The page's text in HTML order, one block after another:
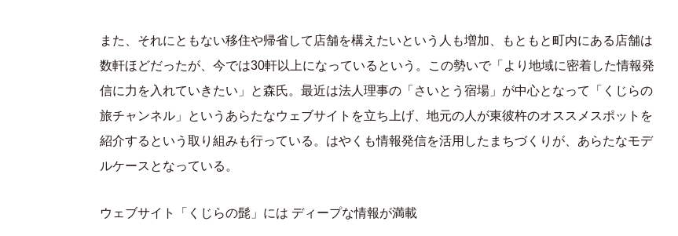
また、それにともない移住や帰省して店舗を構えたいという人も増加、もともと町内にある店舗は
数軒ほどだったが、今では30軒以上になっているという。この勢いで「より地域に密着した情報発
信に力を入れていきたい」と森氏。最近は法人理事の「さいとう宿場」が中心となって「くじらの
旅チャンネル」というあらたなウェブサイトを立ち上げ、地元の人が東彼杵のオススメスポットを
紹介するという取り組みも行っている。はやくも情報発信を活用したまちづくりが、あらたなモデ
ルケースとなっている。
ウェブサイト「くじらの髭」には ディープな情報が満載